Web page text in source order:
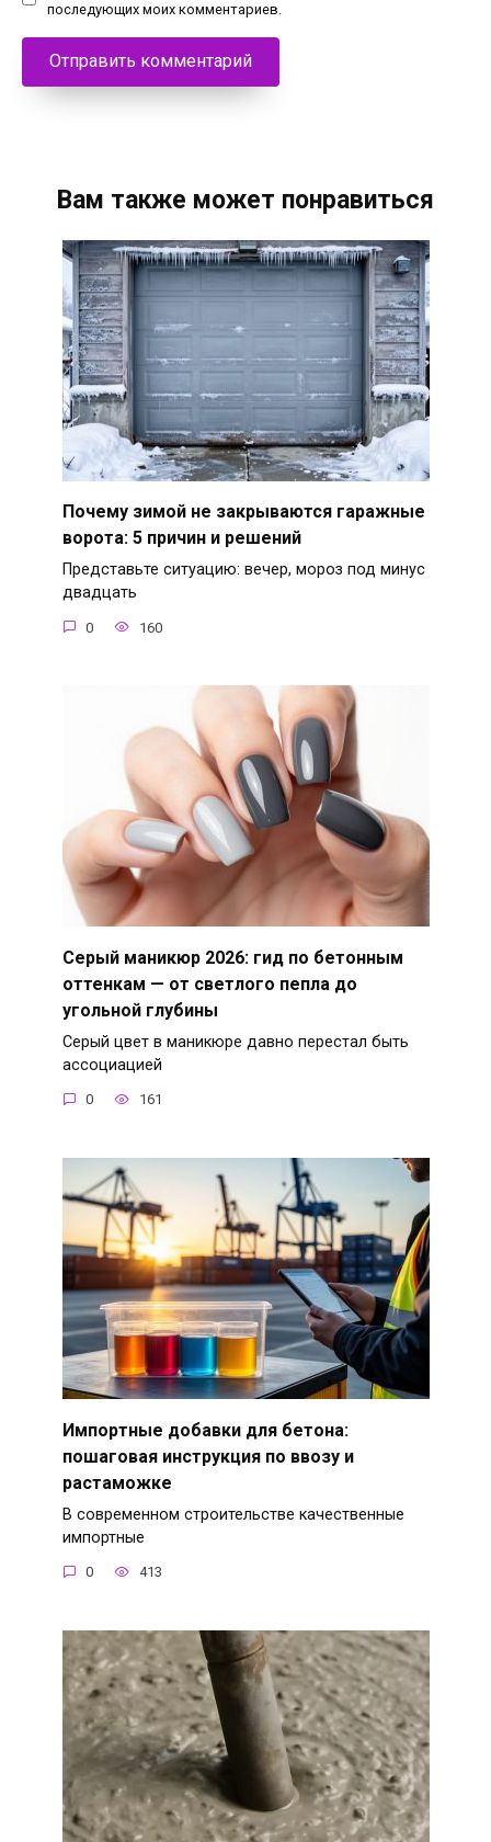
последующих моих комментариев.
Вам также может понравиться
Почему зимой не закрываются гаражные
ворота: 5 причин и решений
Представьте ситуацию: вечер, мороз под минус
двадцать
0 160
Серый маникюр 2026: гид по бетонным
оттенкам — от светлого пепла до
угольной глубины
Серый цвет в маникюре давно перестал быть
ассоциацией
0 161
Импортные добавки для бетона:
пошаговая инструкция по ввозу и
растаможке
В современном строительстве качественные
импортные
0 413